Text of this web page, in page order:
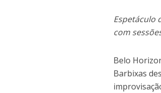
Espetáculo
com
Belo
Barbixas